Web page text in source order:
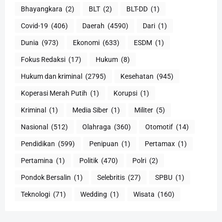
Bhayangkara (2) BLT (2) BLT-DD (1)
Covid-19 (406) Daerah (4590) Dari (1)
Dunia (973) Ekonomi (633) ESDM (1)
Fokus Redaksi (17) Hukum (8)
Hukum dan kriminal (2795) Kesehatan (945)
Koperasi Merah Putih (1) Korupsi (1)
Kriminal (1) Media Siber (1) Militer (5)
Nasional (512) Olahraga (360) Otomotif (14)
Pendidikan (599) Penipuan (1) Pertamax (1)
Pertamina (1) Politik (470) Polri (2)
Pondok Bersalin (1) Selebritis (27) SPBU (1)
Teknologi (71) Wedding (1) Wisata (160)